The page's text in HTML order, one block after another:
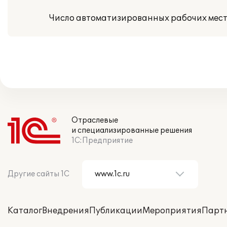
Число автоматизированных рабочих мест
Отраслевые
и специализированные решения
1С:Предприятие
Другие сайты 1С
КаталогВнедренияПубликацииМероприятия